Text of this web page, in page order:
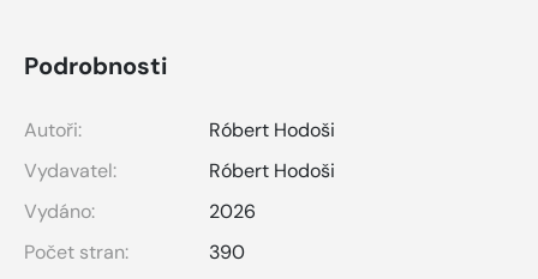
Podrobnosti
Autoři:
Róbert Hodoši
Vydavatel:
Róbert Hodoši
Vydáno:
2026
Počet stran:
390